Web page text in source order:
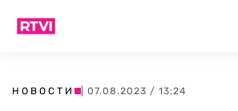
НОВОСТИ | 07.08.2023 / 13:24